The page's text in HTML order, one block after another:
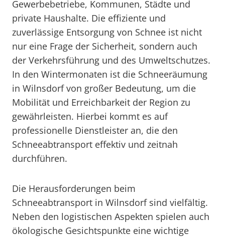
Gewerbebetriebe, Kommunen, Städte und
private Haushalte. Die effiziente und
zuverlässige Entsorgung von Schnee ist nicht
nur eine Frage der Sicherheit, sondern auch
der Verkehrsführung und des Umweltschutzes.
In den Wintermonaten ist die Schneeräumung
in Wilnsdorf von großer Bedeutung, um die
Mobilität und Erreichbarkeit der Region zu
gewährleisten. Hierbei kommt es auf
professionelle Dienstleister an, die den
Schneeabtransport effektiv und zeitnah
durchführen.
Die Herausforderungen beim
Schneeabtransport in Wilnsdorf sind vielfältig.
Neben den logistischen Aspekten spielen auch
ökologische Gesichtspunkte eine wichtige